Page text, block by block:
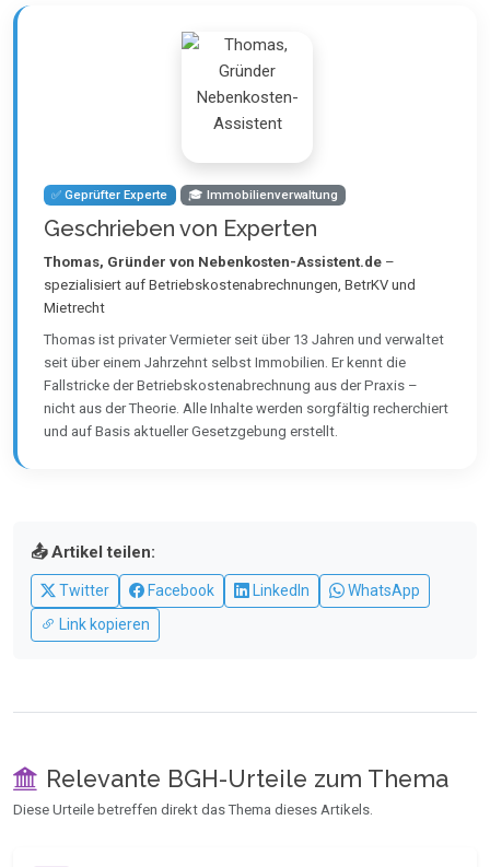
✅ Geprüfter Experte 🎓 Immobilienverwaltung
Geschrieben von Experten
Thomas, Gründer von Nebenkosten-Assistent.de –
spezialisiert auf Betriebskostenabrechnungen, BetrKV und
Mietrecht
Thomas ist privater Vermieter seit über 13 Jahren und verwaltet
seit über einem Jahrzehnt selbst Immobilien. Er kennt die
Fallstricke der Betriebskostenabrechnung aus der Praxis –
nicht aus der Theorie. Alle Inhalte werden sorgfältig recherchiert
und auf Basis aktueller Gesetzgebung erstellt.
📤 Artikel teilen:
Twitter Facebook LinkedIn
WhatsApp
Link kopieren
Relevante BGH-Urteile zum Thema
Diese Urteile betreffen direkt das Thema dieses Artikels.